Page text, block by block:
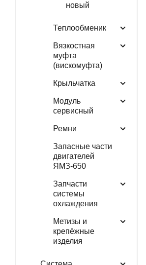
новый
Теплообменик
Вязкостная
муфта
(вискомуфта)
Крыльчатка
Модуль
сервисный
Ремни
Запасные части
двигателей
ЯМЗ-650
Запчасти
системы
охлаждения
Метизы и
крепёжные
изделия